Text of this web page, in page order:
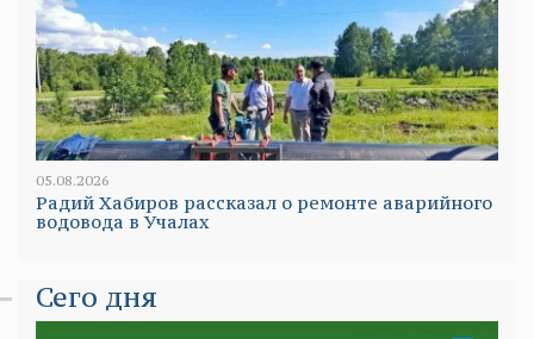
05.08.2026
Радий Хабиров рассказал о ремонте аварийного
водовода в Учалах
Сего дня